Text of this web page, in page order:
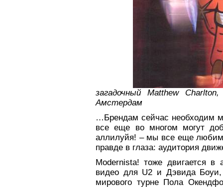
загадочный Matthew Charlton,
Амстердам
…Брендам сейчас необходим
все еще во многом могут
аллилуйя! – мы все еще любим
правде в глаза: аудитория
Modernista! тоже двигается в
видео для U2 и Дэвида
мирового турне Пола